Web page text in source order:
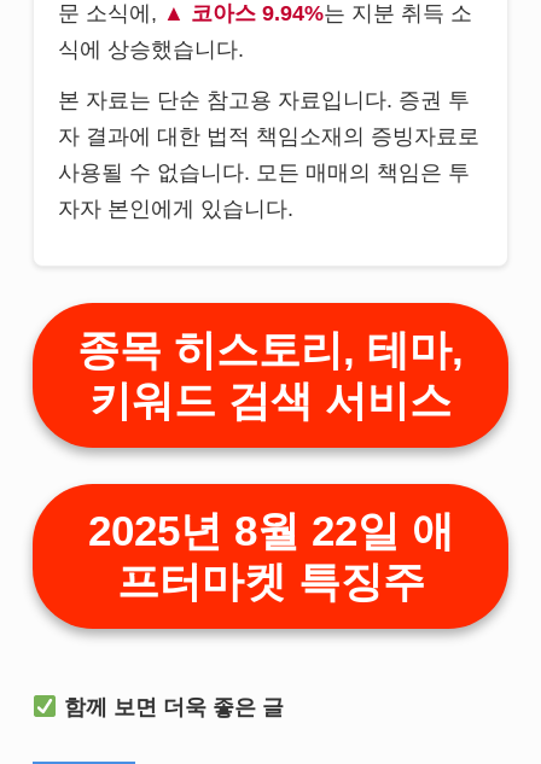
문 소식에,
코아스 9.94%는 지분 취득 소
식에 상승했습니다.
본 자료는 단순 참고용 자료입니다. 증권 투
자 결과에 대한 법적 책임소재의 증빙자료로
사용될 수 없습니다. 모든 매매의 책임은 투
자자 본인에게 있습니다.
종목 히스토리, 테마,
키워드 검색 서비스
2025년 8월 22일 애
프터마켓 특징주
함께 보면 더욱 좋은 글